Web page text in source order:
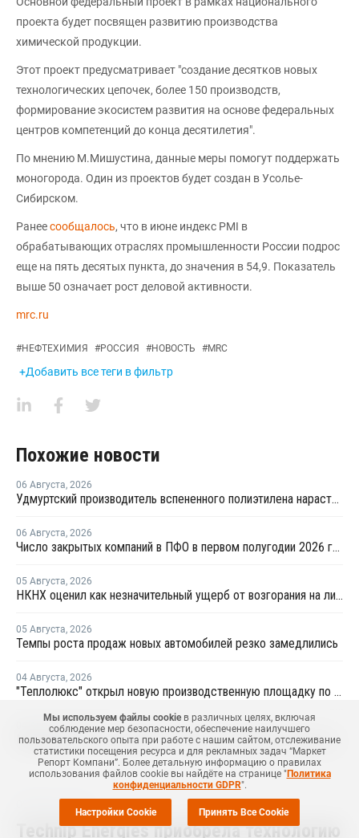
проекта будет посвящен развитию производства
химической продукции.
Этот проект предусматривает "создание десятков новых
технологических цепочек, более 150 производств,
формирование экосистем развития на основе федеральных
центров компетенций до конца десятилетия".
По мнению М.Мишустина, данные меры помогут поддержать
моногорода. Один из проектов будет создан в Усолье-
Сибирском.
Ранеесообщалось, что в июне индекс PMI в
обрабатывающих отраслях промышленности России подрос
еще на пять десятых пункта, до значения в 54,9. Показатель
выше 50 означает рост деловой активности.
mrc.ru
#НЕФТЕХИМИЯ #РОССИЯ #НОВОСТЬ #MRC
+Добавить все теги в фильтр
Похожие новости
06 Августа, 2026
Удмуртский производитель вспененного полиэтилена нарастит выпуск на 15%
06 Августа, 2026
Число закрытых компаний в ПФО в первом полугодии 2026 года вдвое превысило число новых
05 Августа, 2026
НКНХ оценил как незначительный ущерб от возгорания на линии полистирола
05 Августа, 2026
Темпы роста продаж новых автомобилей резко замедлились
04 Августа, 2026
"Теплолюкс" открыл новую производственную площадку по выпуску инженерных систем
04 Августа,2026
Минприроды усилит работу по сбору и утилизации отработанных шин
03 Июля
Technip Energies приобрела технологию
Мы используем файлы cookieв различных целях, включая
соблюдение мер безопасности, обеспечение наилучшего
пользовательского опыта при работе с нашим сайтом, отслеживание
статистики посещения ресурса и для рекламных задач “Маркет
Репорт Компани”. Более детальную информацию о правилах
использования файлов cookie вы найдёте на странице "Политика
конфиденциальности GDPR".
Настройки Cookie Принять Все Cookie